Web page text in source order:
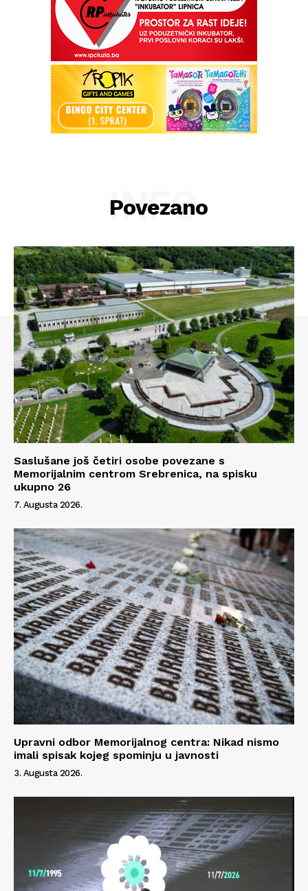
Povezano
INFO
Saslušane još četiri osobe povezane s
Memorijalnim centrom Srebrenica, na spisku
ukupno 26
7. Augusta 2026.
Upravni odbor Memorijalnog centra: Nikad nismo
imali spisak kojeg spominju u javnosti
3. Augusta 2026.